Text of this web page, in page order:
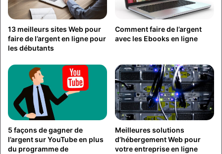
13 meilleurs sites Web pour
faire de l’argent en ligne pour
les débutants
Comment faire de l’argent
avec les Ebooks en ligne
5 façons de gagner de
l’argent sur YouTube en plus
du programme de
Meilleures solutions
d’hébergement Web pour
votre entreprise en ligne